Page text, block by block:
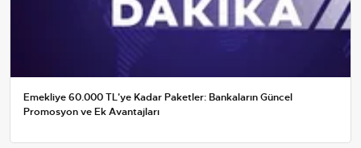
Emekliye 60.000 TL'ye Kadar Paketler: Bankaların Güncel
Promosyon ve Ek Avantajları